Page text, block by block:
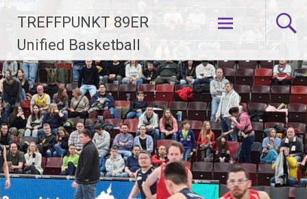
Inhalt
springen
TREFFPUNKT 89ER
Unified Basketball